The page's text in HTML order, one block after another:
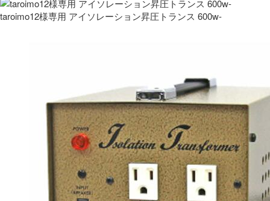
taroimo12様専用 アイソレーション昇圧トランス 600w-